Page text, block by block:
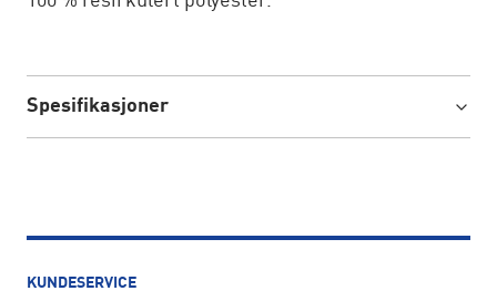
Spesifikasjoner
KUNDESERVICE